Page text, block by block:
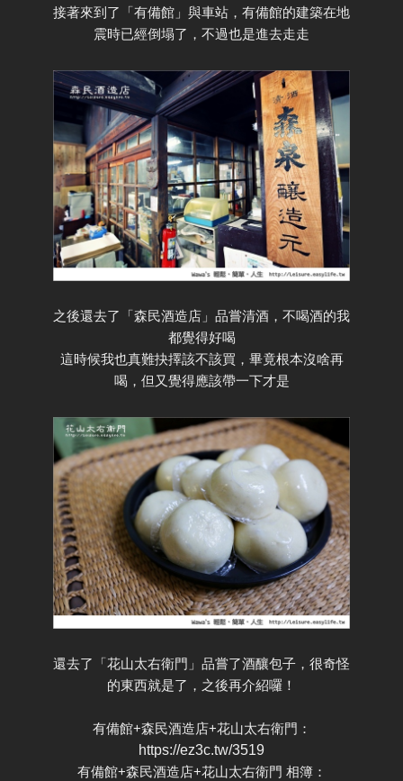
接著來到了「有備館」與車站，有備館的建築在地
震時已經倒塌了，不過也是進去走走
之後還去了「森民酒造店」品嘗清酒，不喝酒的我
都覺得好喝
這時候我也真難抉擇該不該買，畢竟根本沒啥再
喝，但又覺得應該帶一下才是
還去了「花山太右衛門」品嘗了酒釀包子，很奇怪
的東西就是了，之後再介紹囉！
有備館+森民酒造店+花山太右衛門：
https://ez3c.tw/3519
有備館+森民酒造店+花山太右衛門 相簿：